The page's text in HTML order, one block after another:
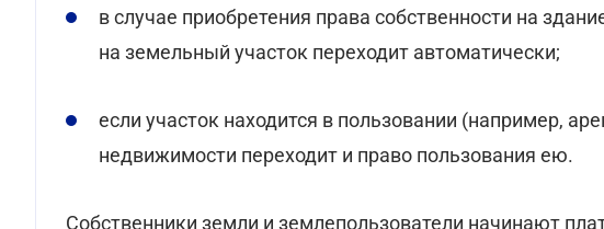
в случае приобретения права собственности на
на земельный участок переходит автоматически;
если участок находится в пользовании (например,
недвижимости переходит и право пользования ею.
Собственники земли и землепользователи начинают